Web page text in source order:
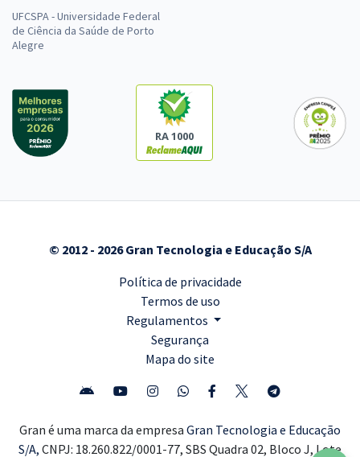
UFCSPA - Universidade Federal
de Ciência da Saúde de Porto
Alegre
RA 1000
© 2012 - 2026 Gran Tecnologia e Educação S/A
Política de privacidade
Termos de uso
Regulamentos
Segurança
Mapa do site
Gran é uma marca da empresa Gran Tecnologia e Educação
S/A, CNPJ: 18.260.822/0001-77, SBS Quadra 02, Bloco J, Lote